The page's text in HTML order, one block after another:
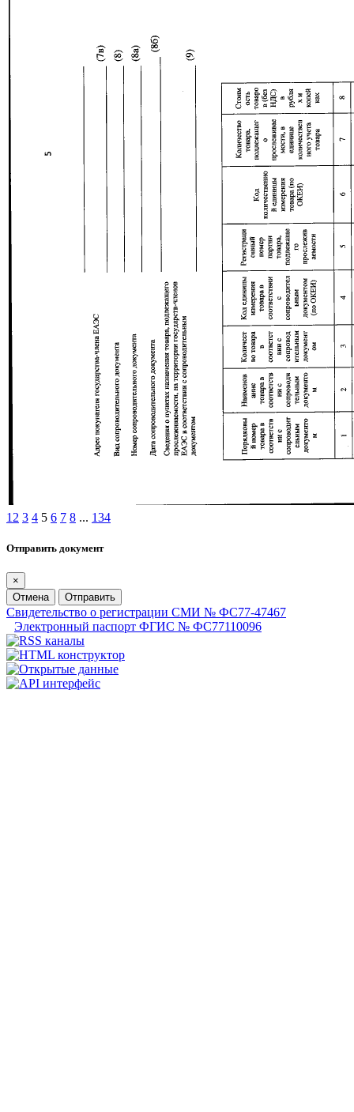
1 2 3 4 5 6 7 8 ... 134
Отправить документ
×
Отмена
Отправить
Свидетельство о регистрации СМИ № ФС77-47467
Электронный паспорт ФГИС № ФС77110096